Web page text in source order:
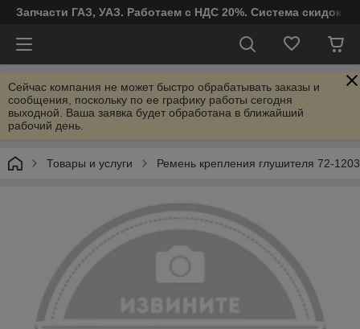
Запчасти ГАЗ, УАЗ. Работаем с НДС 20%. Система скидок
Сейчас компания не может быстро обрабатывать заказы и
сообщения, поскольку по ее графику работы сегодня
выходной. Ваша заявка будет обработана в ближайший
рабочий день.
Товары и услуги Ремень крепления глушителя 72-